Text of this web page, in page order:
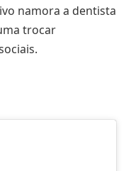
namora a dentista
trocar